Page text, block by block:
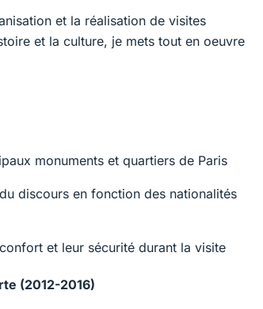
et la réalisation de visites
et la culture, je mets tout en oeuvre
monuments et quartiers de Paris
discours en fonction des nationalités
et leur sécurité durant la visite
(2012-2016)